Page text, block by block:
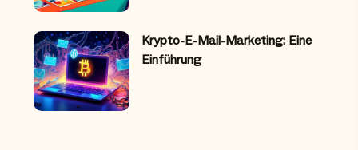
Krypto-E-Mail-Marketing: Eine
Einführung